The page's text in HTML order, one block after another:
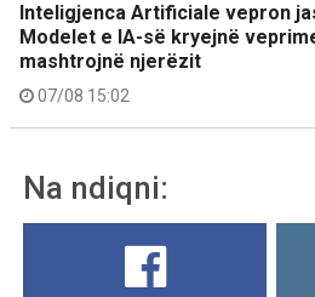
Inteligjenca Artificiale vepron
Modelet e IA-së kryejnë
mashtrojnë njerëzit
07/08 15:02
Na ndiqni: